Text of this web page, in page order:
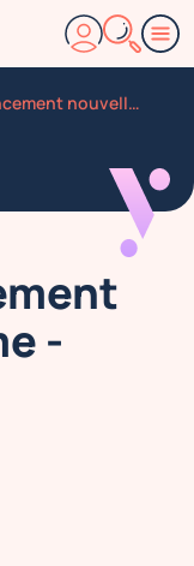
Mission lancement nouvelle gamme angouleme
-